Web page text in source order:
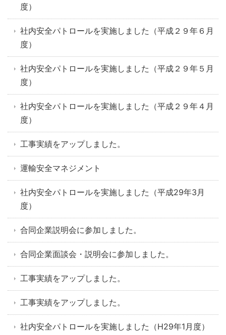
度）
社内安全パトロールを実施しました（平成２９年６月
度）
社内安全パトロールを実施しました（平成２９年５月
度）
社内安全パトロールを実施しました（平成２９年４月
度）
工事実績をアップしました。
運輸安全マネジメント
社内安全パトロールを実施しました（平成29年3月
度）
合同企業説明会に参加しました。
合同企業面談会・説明会に参加しました。
工事実績をアップしました。
工事実績をアップしました。
社内安全パトロールを実施しました（H29年1月度）